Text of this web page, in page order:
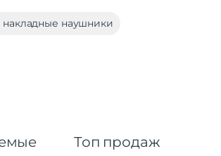
наушники
Топ продаж